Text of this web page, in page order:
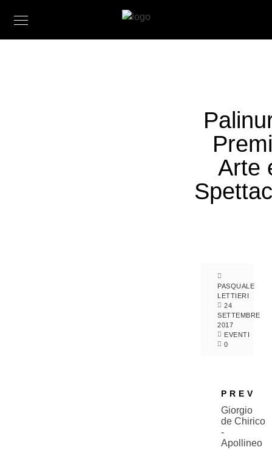
Arte
PASQUALE
LETTIERI
24
SETTEMBRE
2017
EVENTI
0
PREV
Giorgio
de Chirico
-
Apollineo